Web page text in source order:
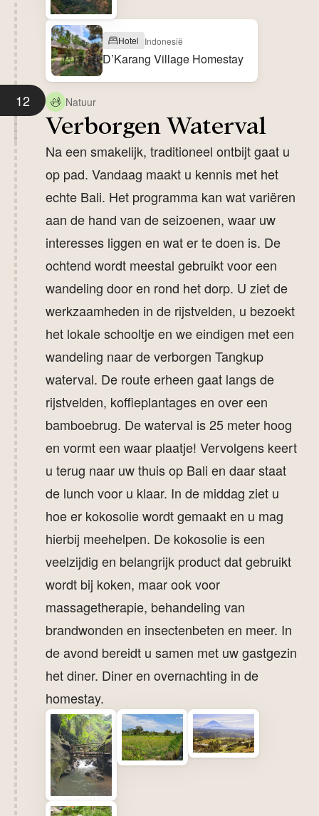
Hotel Indonesië
D’Karang Village Homestay
12 Natuur
Verborgen Waterval
Na een smakelijk, traditioneel ontbijt gaat u
op pad. Vandaag maakt u kennis met het
echte Bali. Het programma kan wat variëren
aan de hand van de seizoenen, waar uw
interesses liggen en wat er te doen is. De
ochtend wordt meestal gebruikt voor een
wandeling door en rond het dorp. U ziet de
werkzaamheden in de rijstvelden, u bezoekt
het lokale schooltje en we eindigen met een
wandeling naar de verborgen Tangkup
waterval. De route erheen gaat langs de
rijstvelden, koffieplantages en over een
bamboebrug. De waterval is 25 meter hoog
en vormt een waar plaatje! Vervolgens keert
u terug naar uw thuis op Bali en daar staat
de lunch voor u klaar. In de middag ziet u
hoe er kokosolie wordt gemaakt en u mag
hierbij meehelpen. De kokosolie is een
veelzijdig en belangrijk product dat gebruikt
wordt bij koken, maar ook voor
massagetherapie, behandeling van
brandwonden en insectenbeten en meer. In
de avond bereidt u samen met uw gastgezin
het diner. Diner en overnachting in de
homestay.